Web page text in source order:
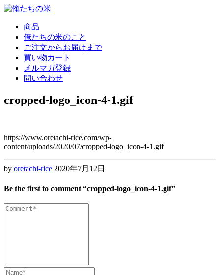
Skip
navigation
Skip
content商品
俺たちの米のこと
ご注文からお届けまで
買い物カート
メルマガ登録
問い合わせ
cropped-logo_icon-4-1.gif
https://www.oretachi-rice.com/wp-
content/uploads/2020/07/cropped-logo_icon-4-1.gif
by oretachi-rice 2020年7月12日
Be the first to comment “cropped-logo_icon-4-1.gif”
Comment
Name